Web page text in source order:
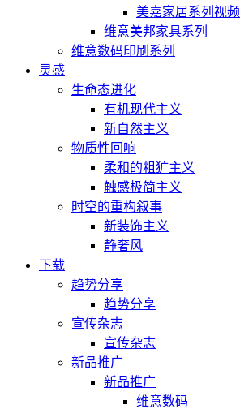
美嘉家居系列视频
维意美邦家具系列
维意数码印刷系列
灵感
生命态进化
有机现代主义
新自然主义
物质性回响
柔和的粗犷主义
触感极简主义
时空的重构叙事
新装饰主义
静奢风
下载
趋势分享
趋势分享
宣传杂志
宣传杂志
新品推广
新品推广
维意数码